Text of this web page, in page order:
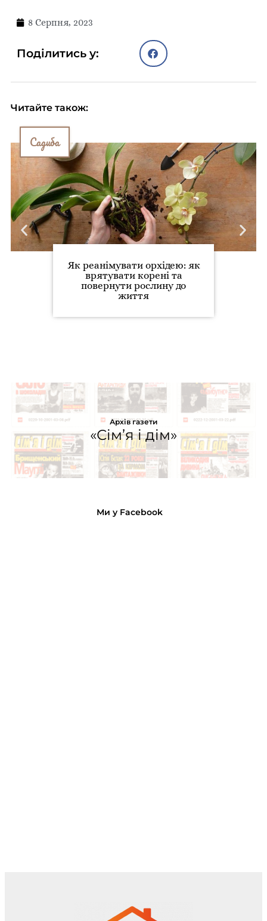
8 Серпня, 2023
Поділитись у:
Читайте також:
Садиба
Як реанімувати орхідею: як
врятувати корені та
повернути рослину до
життя
Архів газети
«Сім’я і дім»
Ми у Facebook